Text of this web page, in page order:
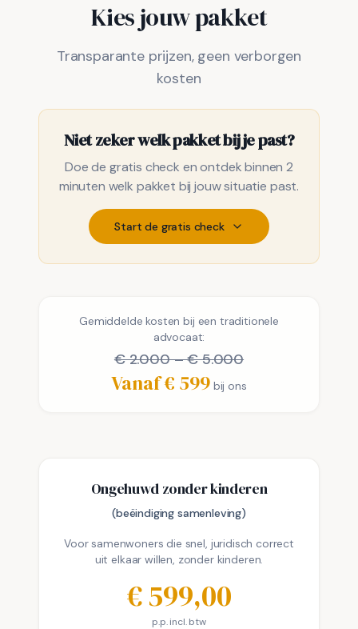
Kies jouw pakket
Transparante prijzen, geen verborgen
kosten
Niet zeker welk pakket bij je past?
Doe de gratis check en ontdek binnen 2
minuten welk pakket bij jouw situatie past.
Start de gratis check
Gemiddelde kosten bij een traditionele
advocaat:
€ 2.000 – € 5.000
Vanaf € 599 bij ons
Ongehuwd zonder kinderen
(beëindiging samenleving)
Voor samenwoners die snel, juridisch correct
uit elkaar willen, zonder kinderen.
€599,00
p.p. incl. btw